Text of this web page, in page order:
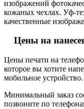
изображений
кожаных чехлах. Уф-
качественные
Цены на
Цены печати на
которое вы хотите
мобильное устройство.
Минимальный заказ
позвоните по